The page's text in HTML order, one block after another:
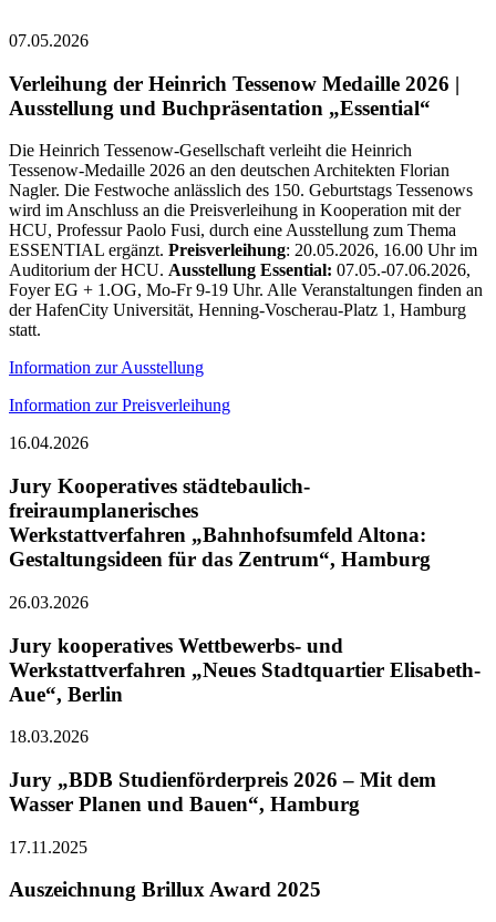
07.05.2026
Verleihung der Heinrich Tessenow Medaille 2026 |
Ausstellung und Buchpräsentation „Essential“
Die Heinrich Tessenow-Gesellschaft verleiht die Heinrich
Tessenow-Medaille 2026 an den deutschen Architekten Florian
Nagler. Die Festwoche anlässlich des 150. Geburtstags Tessenows
wird im Anschluss an die Preisverleihung in Kooperation mit der
HCU, Professur Paolo Fusi, durch eine Ausstellung zum Thema
ESSENTIAL ergänzt. Preisverleihung: 20.05.2026, 16.00 Uhr im
Auditorium der HCU. Ausstellung Essential: 07.05.-07.06.2026,
Foyer EG + 1.OG, Mo-Fr 9-19 Uhr. Alle Veranstaltungen finden an
der HafenCity Universität, Henning-Voscherau-Platz 1, Hamburg
statt.
Information zur Ausstellung
Information zur Preisverleihung
16.04.2026
Jury Kooperatives städtebaulich-
freiraumplanerisches
Werkstattverfahren „Bahnhofsumfeld Altona:
Gestaltungsideen für das Zentrum“, Hamburg
26.03.2026
Jury kooperatives Wettbewerbs- und
Werkstattverfahren „Neues Stadtquartier Elisabeth-
Aue“, Berlin
18.03.2026
Jury „BDB Studienförderpreis 2026 – Mit dem
Wasser Planen und Bauen“, Hamburg
17.11.2025
Auszeichnung Brillux Award 2025